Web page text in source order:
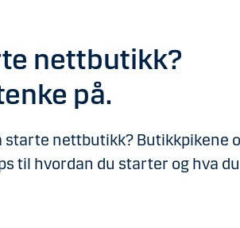
nettbutikk?
på.
starte nettbutikk? Butikkpikene
til hvordan du starter og hva du